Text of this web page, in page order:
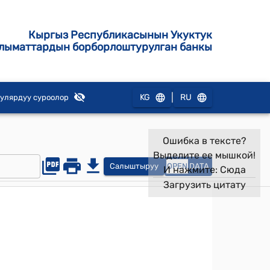
Кыргыз Республикасынын Укуктук
борборлоштурулган банкы
суроолор KG RU
Салыштыруу OPEN DATA
Ошибка в тексте?
Выделите ее мышкой!
И нажмите: Сюда
Загрузить цитату